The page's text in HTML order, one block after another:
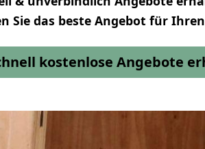
Sie das beste Angebot für
kostenlose Angebote